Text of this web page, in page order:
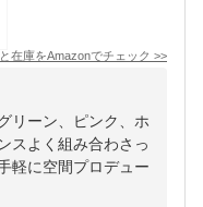
在庫をAmazonでチェック >>
リーン、ピンク、ホ
スよく組み合わさっ
軽に空間プロデュー